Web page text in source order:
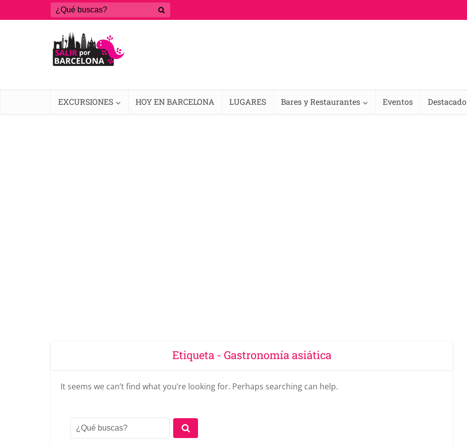
EXCURSIONES HOY EN BARCELONA LUGARES Bares y Restaurantes Eventos Destacado
Etiqueta - Gastronomía asiática
It seems we can’t find what you’re looking for. Perhaps searching can help.